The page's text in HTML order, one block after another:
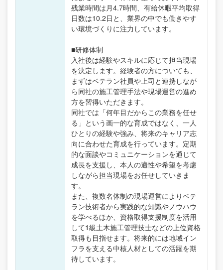
残業時間は月4.7時間、有給休暇平均取得
日数は10.2日と、業界の中でも働きやす
い環境づくりに注力しています。
■研修体制
入社後は経験やスキルに応じて担当現場
を決定します。経験者の方についても、
まずはベテラン社員や上司と連携しなが
ら同社の施工管理手法や現場運営の進め
方を習得いただきます。
同社では「何年目だからこの業務を任せ
る」という画一的な育成ではなく、一人
ひとりの経験や強み、将来のキャリア志
向に合わせた育成を行っています。定期
的な面談やコミュニケーションを通じて
成長を支援し、本人の適性や希望を考慮
しながら担当現場をお任せしていきま
す。
また、複数名体制の現場運営によりベテ
ラン技術者から実践的な知識やノウハウ
を学べるほか、資格取得支援制度を活用
して1級土木施工管理技士などの上位資格
取得も目指せます。将来的には地域イン
フラを支える中核人材としての活躍を期
待しています。